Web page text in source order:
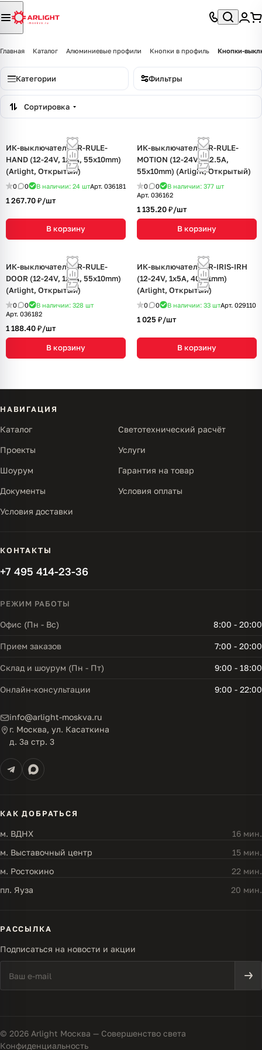
Главная Каталог Алюминиевые профили Кнопки в профиль Кнопки-
Категории Фильтры
Сортировка
ИК-выключатель SR-RULE-
HAND (12-24V, 1x8A, 55x10mm)
(Arlight, Открытый)
0 0 В наличии: 24 штАрт. 036181
1 267.70 ₽/шт
В корзину
ИК-выключатель SR-RULE-
MOTION (12-24V, 1x2.5A,
55x10mm) (Arlight, Открытый)
0 0 В наличии: 377 шт
Арт. 036162
1 135.20 ₽/шт
В корзину
ИК-выключатель SR-RULE-
DOOR (12-24V, 1x8A, 55x10mm)
(Arlight, Открытый)
0 0 В наличии: 328 шт
Арт. 036182
1 188.40 ₽/шт
В корзину
ИК-выключатель SR-IRIS-IRH
(12-24V, 1x5A, 40x11mm)
(Arlight, Открытый)
0 0 В наличии: 33 штАрт. 029110
1 025 ₽/шт
В корзину
НАВИГАЦИЯ
Каталог Светотехнический расчёт
Проекты Услуги
Шоурум Гарантия на товар
Документы Условия оплаты
Условия доставки
КОНТАКТЫ
+7 495 414-23-36
РЕЖИМ РАБОТЫ
Офис (Пн - Вс) 8:00 - 20:00
Прием заказов 7:00 - 20:00
Склад и шоурум (Пн - Пт) 9:00 - 18:00
Онлайн-консультации 9:00 - 22:00
info@arlight-moskva.ru
г. Москва, ул. Касаткина
д. 3а стр. 3
КАК ДОБРАТЬСЯ
м. ВДНХ
16 мин.
м. Выставочный центр
15 мин.
м. Ростокино
22 мин.
пл. Яуза
20 мин.
РАССЫЛКА
Подписаться на новости и акции
© 2026 Arlight Москва — Совершенство света
Конфиденциальность